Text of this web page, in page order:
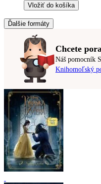
Vložiť do košíka
Ďalšie formáty
Chcete
Náš pomocník
Knihomoľský